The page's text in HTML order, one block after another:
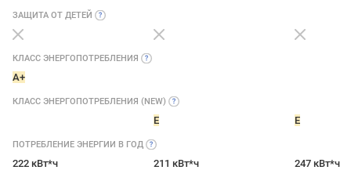
ЗАЩИТА ОТ ДЕТЕЙ
КЛАСС ЭНЕРГОПОТРЕБЛЕНИЯ
A+
КЛАСС ЭНЕРГОПОТРЕБЛЕНИЯ (NEW)
E E
ПОТРЕБЛЕНИЕ ЭНЕРГИИ В ГОД
222 кВт*ч 211 кВт*ч 247 кВт*ч